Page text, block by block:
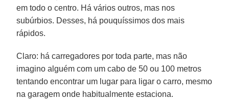
em todo o centro. Há vários outros, mas nos
subúrbios. Desses, há pouquíssimos dos mais
rápidos.
Claro: há carregadores por toda parte, mas não
imagino alguém com um cabo de 50 ou 100 metros
tentando encontrar um lugar para ligar o carro, mesmo
na garagem onde habitualmente estaciona.